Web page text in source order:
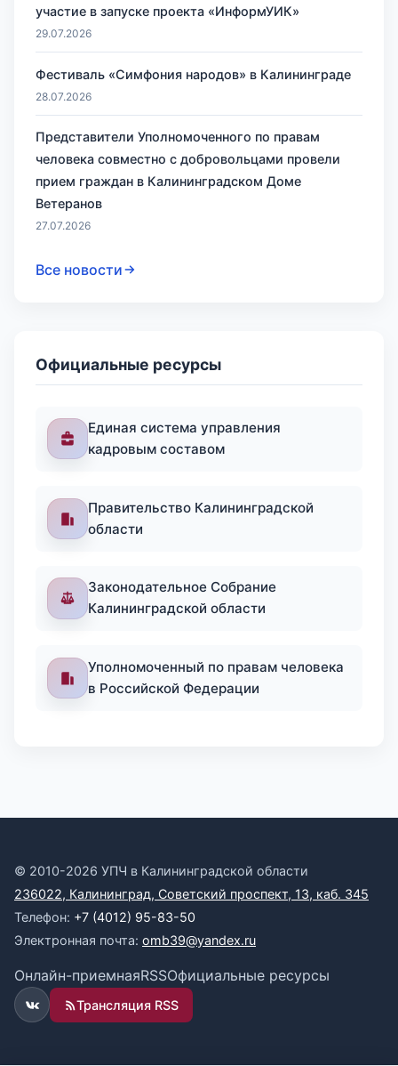
участие в запуске проекта «ИнформУИК»
29.07.2026
Фестиваль «Симфония народов» в Калининграде
28.07.2026
Представители Уполномоченного по правам
человека совместно с добровольцами провели
прием граждан в Калининградском Доме
Ветеранов
27.07.2026
Все новости
Официальные ресурсы
Единая система управления
кадровым составом
Правительство Калининградской
области
Законодательное Собрание
Калининградской области
Уполномоченный по правам человека
в Российской Федерации
© 2010-2026 УПЧ в Калининградской области
236022, Калининград, Советский проспект, 13, каб. 345
Телефон: +7 (4012) 95-83-50
Электронная почта: omb39@yandex.ru
Онлайн-приемнаяRSSОфициальные ресурсы
ВКонтакте
Трансляция RSS